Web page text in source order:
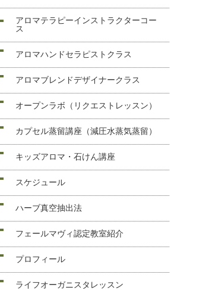
アロマテラピーインストラクターコー
ス
アロマハンドセラピストクラス
アロマブレンドデザイナークラス
オープンラボ（リクエストレッスン）
カプセル蒸留講座（減圧水蒸気蒸留）
キッズアロマ・石けん講座
スケジュール
ハーブ真空抽出法
フェールマヴィ認定教室紹介
プロフィール
ライフオーガニスタレッスン